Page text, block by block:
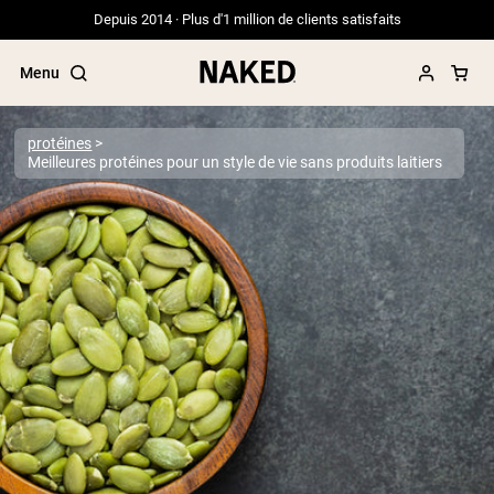
Depuis 2014 · Plus d'1 million de clients satisfaits
Menu
Termes de recherche populaires
”Protein Powder“
”Overnight Oats“
”Vegan protein“
”Collagen“
”Micellar Casein“
PROTÉINES EN POUDREMeilleure Vente
Protéine de pois
Protéine de Whey en Poudre
Peptides de collagène
protéines
Meilleures protéines pour un style de vie sans produits laitiers